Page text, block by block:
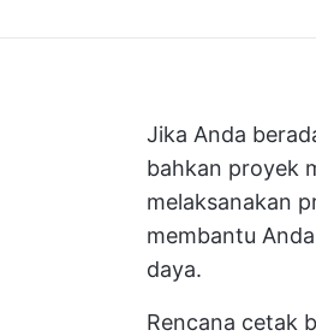
Jika Anda
bahkan proyek
melaksanakan
membantu
daya.
Rencana cetak